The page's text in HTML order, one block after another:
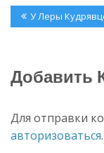
Навигация
по
Previous
Post:
У Леры
Добавить
Для отправки
авторизоваться.